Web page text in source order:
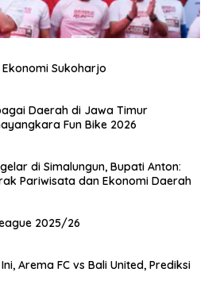
Sukoharjo
Daerah di Jawa Timur
Fun Bike 2026
di Simalungun, Bupati Anton:
Pariwisata dan Ekonomi Daerah
2025/26
Arema FC vs Bali United, Prediksi